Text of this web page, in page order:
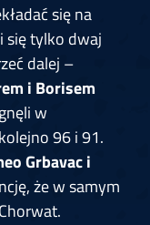
się na
się tylko dwaj
dalej –
i Borisem
w
96 i 91.
Grbavac i
że w samym